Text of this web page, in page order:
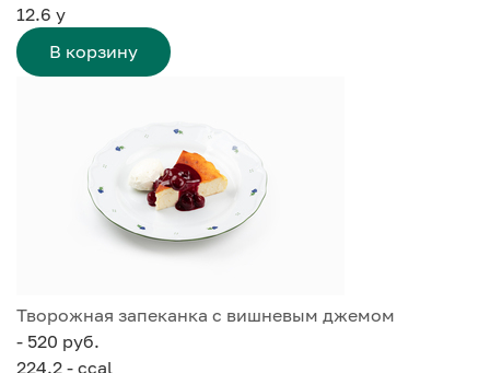
12.6 у
В корзину
Творожная запеканка с вишневым джемом
- 520 руб.
224.2 - ccal